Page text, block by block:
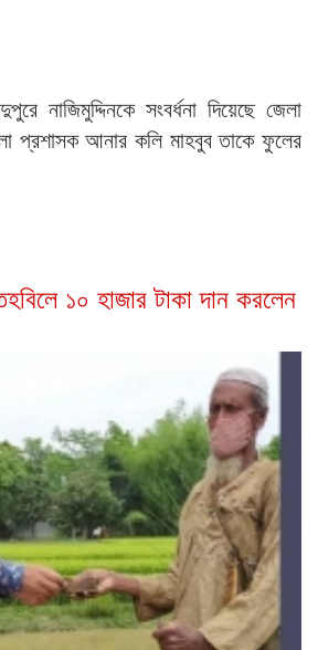
নাজিমুদ্দিনকে সংবর্ধনা দিয়েছে জেলা
প্রশাসক আনার কলি মাহবুব তাকে ফুলের
১০ হাজার টাকা দান করলেন